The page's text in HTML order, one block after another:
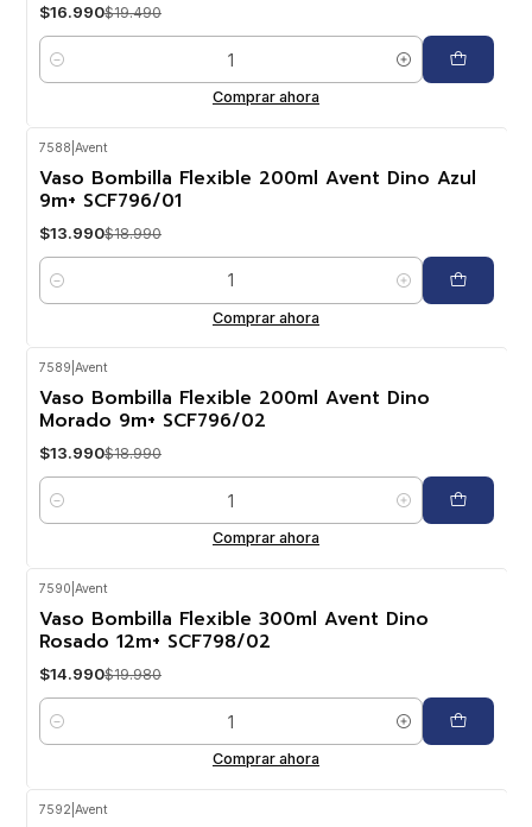
$16.990$19.490
Cantidad
Comprar ahora
OFF
7588 Avent
Vaso Bombilla Flexible 200ml Avent Dino Azul
9m+ SCF796/01
$13.990$18.990
Cantidad
Comprar ahora
-26% OFF
7589 Avent
Vaso Bombilla Flexible 200ml Avent Dino
Morado 9m+ SCF796/02
$13.990$18.990
Cantidad
Comprar ahora
7590 Avent
Vaso Bombilla Flexible 300ml Avent Dino
Rosado 12m+ SCF798/02
$14.990$19.980
Cantidad
Comprar ahora
7592 Avent